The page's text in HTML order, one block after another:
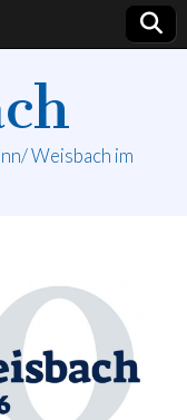
Weisbach im